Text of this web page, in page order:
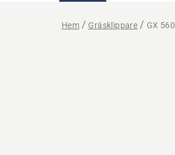
Hem Gräsklippare GX 560